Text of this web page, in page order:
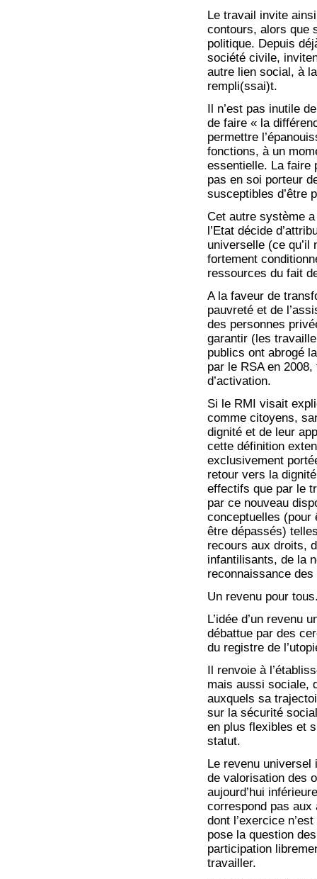
Le travail invite
contours, alors que
politique. Depuis
société civile,
autre lien social, à
rempli(ssai)t.
Il n’est pas inutile
de faire « la
permettre
fonctions, à un
essentielle. La faire
pas en soi porteur
susceptibles d’être
Cet autre système
l’Etat décide
universelle (ce qu’il
fortement
ressources du fait
A la faveur de
pauvreté et de
des personnes
garantir (les
publics ont abrogé
par le RSA en
d’activation.
Si le RMI visait
comme citoyens,
dignité et de leur
cette définition
exclusivement
retour vers la
effectifs que par le
par ce nouveau
conceptuelles (pour
être dépassés)
recours aux droits,
infantilisants, de la
reconnaissance
Un revenu pour
L’idée d’un revenu
débattue par des
du registre de
Il renvoie à
mais aussi sociale,
auxquels sa
sur la sécurité
en plus flexibles et
statut.
Le revenu
de valorisation des
aujourd’hui
correspond pas aux
dont l’exercice
pose la question
participation
travailler.